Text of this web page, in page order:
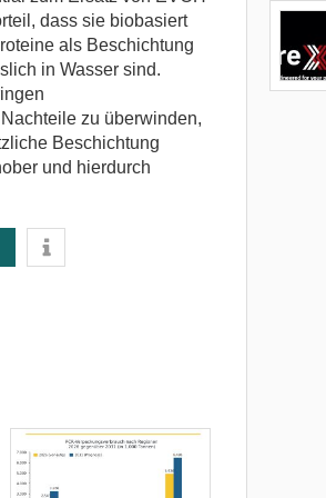
dass sie biobasiert
als Beschichtung
in Wasser sind.
zu überwinden,
Beschichtung
und hierdurch